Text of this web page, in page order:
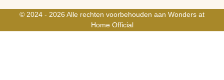
© 2024 - 2026 Alle rechten voorbehouden aan Wonders at
Home Official